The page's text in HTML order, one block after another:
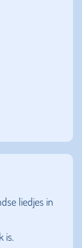
liedjes in
is.